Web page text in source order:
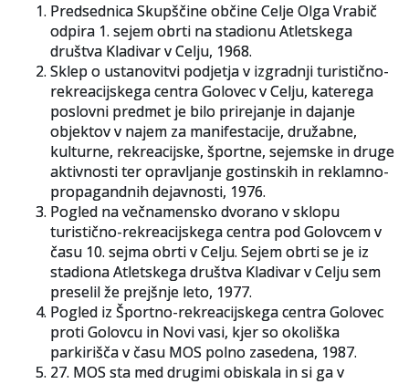
Predsednica Skupščine občine Celje Olga Vrabič
odpira 1. sejem obrti na stadionu Atletskega
društva Kladivar v Celju, 1968.
Sklep o ustanovitvi podjetja v izgradnji turistično-
rekreacijskega centra Golovec v Celju, katerega
poslovni predmet je bilo prirejanje in dajanje
objektov v najem za manifestacije, družabne,
kulturne, rekreacijske, športne, sejemske in druge
aktivnosti ter opravljanje gostinskih in reklamno-
propagandnih dejavnosti, 1976.
Pogled na večnamensko dvorano v sklopu
turistično-rekreacijskega centra pod Golovcem v
času 10. sejma obrti v Celju. Sejem obrti se je iz
stadiona Atletskega društva Kladivar v Celju sem
preselil že prejšnje leto, 1977.
Pogled iz Športno-rekreacijskega centra Golovec
proti Golovcu in Novi vasi, kjer so okoliška
parkirišča v času MOS polno zasedena, 1987.
27. MOS sta med drugimi obiskala in si ga v